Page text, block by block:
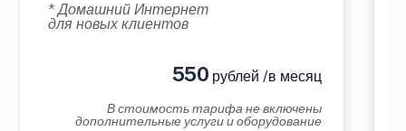
* Домашний Интернет
для новых клиентов
550 рублей /в месяц
В стоимость тарифа не включены
дополнительные услуги и оборудование